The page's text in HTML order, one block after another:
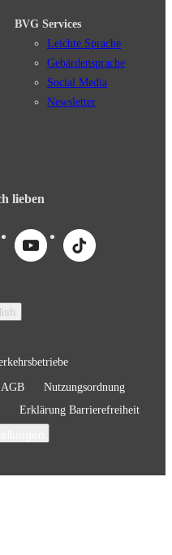
BVG Services
Leichte Sprache
Gebärdensprache
Social Media
Newsletter
lieben
AGB
Nutzungsordnung
Erklärung Barrierefreiheit